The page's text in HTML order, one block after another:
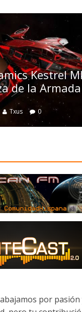
Mk II: El
Federal
por